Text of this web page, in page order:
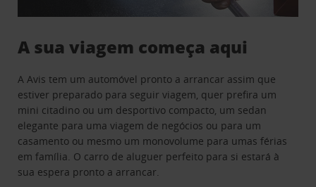
A sua viagem começa aqui
A Avis tem um automóvel pronto a arrancar assim que
estiver preparado para seguir viagem, quer prefira um
mini citadino ou um desportivo compacto, um sedan
elegante para uma viagem de negócios ou para um
casamento ou mesmo um monovolume para umas férias
em família. O carro de aluguer perfeito para si estará à
sua espera pronto a arrancar.